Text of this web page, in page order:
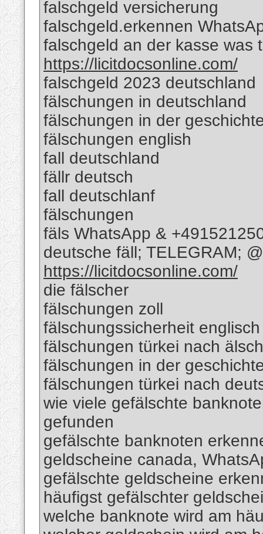
falschgeld versicherung
falschgeld.erkennen
falschgeld an der kasse was
https://licitdocsonline.com/
falschgeld 2023 deutschland
fälschungen in deutschland
fälschungen in der
fälschungen english
fall deutschland
fällr deutsch
fall deutschlanf
fälschungen
fäls WhatsApp &
deutsche fäll; TELEGRAM;
https://licitdocsonline.com/
die fälscher
fälschungen zoll
fälschungssicherheit englisch
fälschungen türkei nach
fälschungen in der
fälschungen türkei nach
wie viele gefälschte
gefunden
gefälschte banknoten
geldscheine canada,
gefälschte geldscheine
häufigst gefälschter
welche banknote wird am